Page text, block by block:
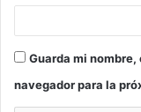
Guarda mi
navegador para la